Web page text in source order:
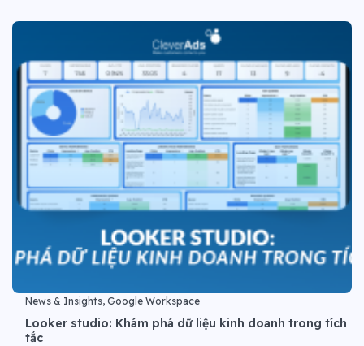
News & Insights, Google Workspace
Looker studio: Khám phá dữ liệu kinh doanh trong tích
tắc